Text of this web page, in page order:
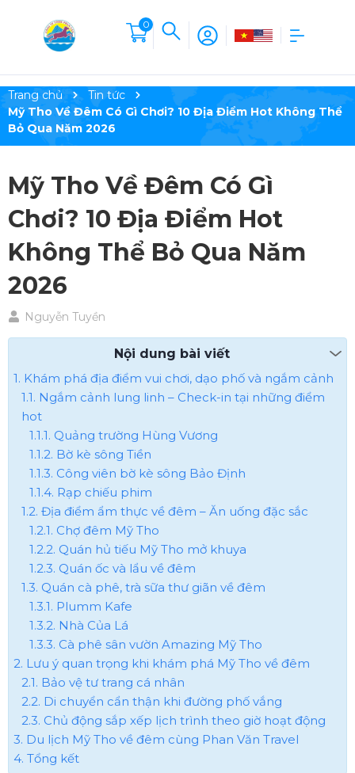
0
Trang chủ
Tin tức
Mỹ Tho Về Đêm Có Gì Chơi? 10 Địa Điểm Hot Không Thể
Bỏ Qua Năm 2026
Mỹ Tho Về Đêm Có Gì
Chơi? 10 Địa Điểm Hot
Không Thể Bỏ Qua Năm
2026
Nguyễn Tuyền
Nội dung bài viết
1. Khám phá địa điểm vui chơi, dạo phố và ngắm cảnh
1.1. Ngắm cảnh lung linh – Check-in tại những điểm
hot
1.1.1. Quảng trường Hùng Vương
1.1.2. Bờ kè sông Tiền
1.1.3. Công viên bờ kè sông Bảo Định
1.1.4. Rạp chiếu phim
1.2. Địa điểm ẩm thực về đêm – Ăn uống đặc sắc
1.2.1. Chợ đêm Mỹ Tho
1.2.2. Quán hủ tiếu Mỹ Tho mở khuya
1.2.3. Quán ốc và lẩu về đêm
1.3. Quán cà phê, trà sữa thư giãn về đêm
1.3.1. Plumm Kafe
1.3.2. Nhà Của Lá
1.3.3. Cà phê sân vườn Amazing Mỹ Tho
2. Lưu ý quan trọng khi khám phá Mỹ Tho về đêm
2.1. Bảo vệ tư trang cá nhân
2.2. Di chuyển cẩn thận khi đường phố vắng
2.3. Chủ động sắp xếp lịch trình theo giờ hoạt động
3. Du lịch Mỹ Tho về đêm cùng Phan Văn Travel
4. Tổng kết